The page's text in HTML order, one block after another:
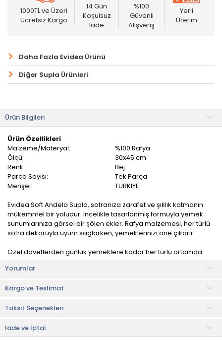
1000TL ve Üzeri
Ücretsiz Kargo
14 Gün
Koşulsuz
İade
%100
Güvenli
Alışveriş
Yerli
Üretim
Daha Fazla Evidea Ürünü
Diğer Supla Ürünleri
Ürün Bilgileri
Ürün Özellikleri
Malzeme/Materyal:
%100 Rafya
Ölçü:
30x45 cm
Renk:
Bej
Parça Sayısı:
Tek Parça
Menşei:
TÜRKİYE
Evidea Soft Andela Supla, sofranıza zarafet ve şıklık katmanın
mükemmel bir yoludur. İncelikle tasarlanmış formuyla yemek
sunumlarınıza görsel bir şölen ekler. Rafya malzemesi, her türlü
sofra dekoruyla uyum sağlarken, yemeklerinizi öne çıkarır.
Özel davetlerden günlük yemeklere kadar her türlü ortamda
garanti eder. Temizlenmesi de son derece pratiktir.
Kullanım ve Bakım Bilgileri
• Makinede yıkanabilir.
• Not:Bu fiyat perakende satışlar için belirlenmiştir. Toplu alımlar
Evidea tarafından incelenecek ve uygun bulunmayan siparişler
iptal edilecektir.
Yorumlar
Kargo ve Teslimat
Taksit Seçenekleri
İade ve İptal